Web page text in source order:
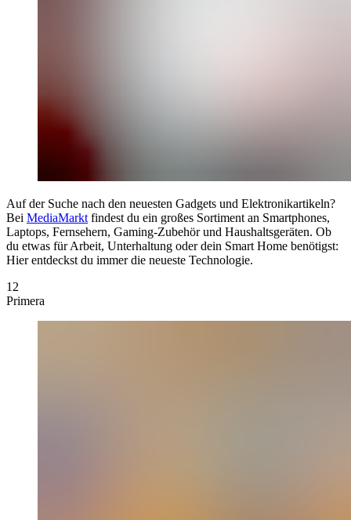
Auf der Suche nach den neuesten Gadgets und Elektronikartikeln?
Bei MediaMarkt findest du ein großes Sortiment an Smartphones,
Laptops, Fernsehern, Gaming-Zubehör und Haushaltsgeräten. Ob
du etwas für Arbeit, Unterhaltung oder dein Smart Home benötigst:
Hier entdeckst du immer die neueste Technologie.
12
Primera